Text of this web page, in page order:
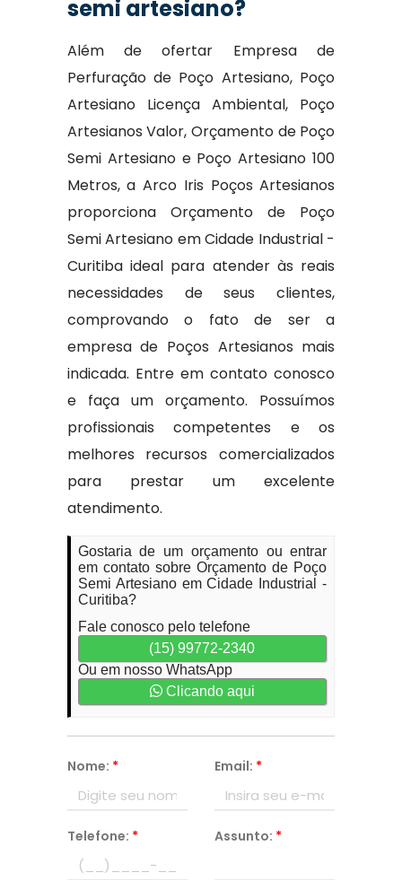
semi artesiano?
Além de ofertar Empresa de
Perfuração de Poço Artesiano, Poço
Artesiano Licença Ambiental, Poço
Artesianos Valor, Orçamento de Poço
Semi Artesiano e Poço Artesiano 100
Metros, a Arco Iris Poços Artesianos
proporciona Orçamento de Poço
Semi Artesiano em Cidade Industrial -
Curitiba ideal para atender às reais
necessidades de seus clientes,
comprovando o fato de ser a
empresa de Poços Artesianos mais
indicada. Entre em contato conosco
e faça um orçamento. Possuímos
profissionais competentes e os
melhores recursos comercializados
para prestar um excelente
atendimento.
Gostaria de um orçamento ou entrar
em contato sobre Orçamento de Poço
Semi Artesiano em Cidade Industrial -
Curitiba?
Fale conosco pelo telefone
(15) 99772-2340
Ou em nosso WhatsApp
Clicando aqui
Nome: * Email: *
Telefone: * Assunto: *